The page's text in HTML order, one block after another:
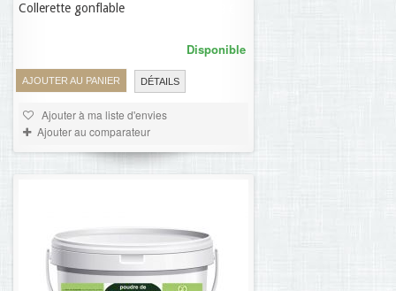
Collerette gonflable
AJOUTER AU PANIER DÉTAILS
Disponible
Ajouter à ma liste d'envies
Ajouter au comparateur